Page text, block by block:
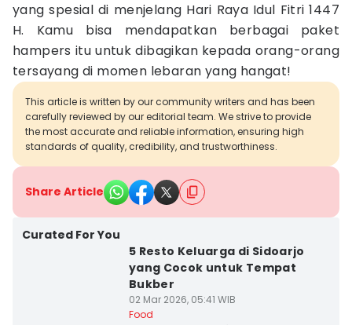
yang spesial di menjelang Hari Raya Idul Fitri 1447
H. Kamu bisa mendapatkan berbagai paket
hampers itu untuk dibagikan kepada orang-orang
tersayang di momen lebaran yang hangat!
This article is written by our community writers and has been
carefully reviewed by our editorial team. We strive to provide
the most accurate and reliable information, ensuring high
standards of quality, credibility, and trustworthiness.
Share Article
Curated For You
5 Resto Keluarga di Sidoarjo
yang Cocok untuk Tempat
Bukber
02 Mar 2026, 05:41 WIB
Food